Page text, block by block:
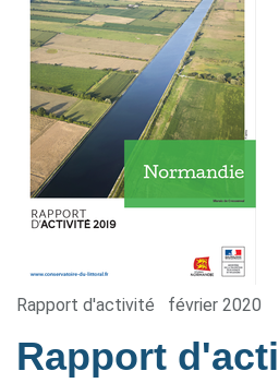
Rapport d'activité février 2020
Rapport